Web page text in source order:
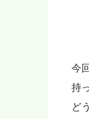
今
持
ど